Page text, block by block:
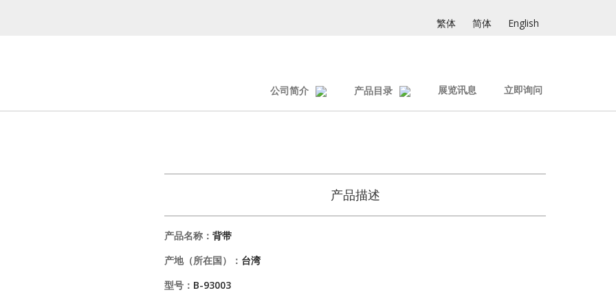
繁体 简体 English
公司简介 产品目录 展览讯息 立即询问
产品描述
产品名称： 背带
产地（所在国）： 台湾
型号： B-93003